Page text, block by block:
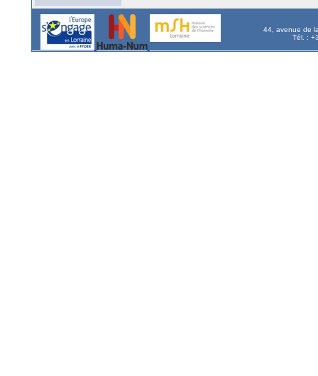
44, avenue de
Tél. :